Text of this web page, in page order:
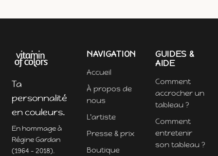
Ta
personnalité
en couleurs.
En hommage à
Régine Gardan
(1964 - 2018).
NAVIGATION
Accueil
À propos de
nous
L'artiste
Presse & prix
Boutique
GUIDES &
AIDE
Comment
accrocher un
tableau ?
Comment
entretenir
son tableau ?